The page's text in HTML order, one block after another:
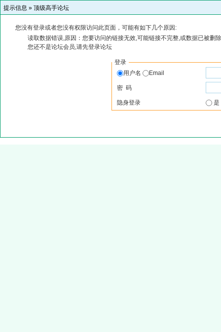
提示信息 » 顶级高手论坛
您没有登录或者您没有权限访问此页面，可能有如下几个原因:
读取数据错误,原因：您要访问的链接无效,可能链接不完整,或数据已被删
您还不是论坛会员,请先登录论坛
登录
用户名
Email
密 码
隐身登录